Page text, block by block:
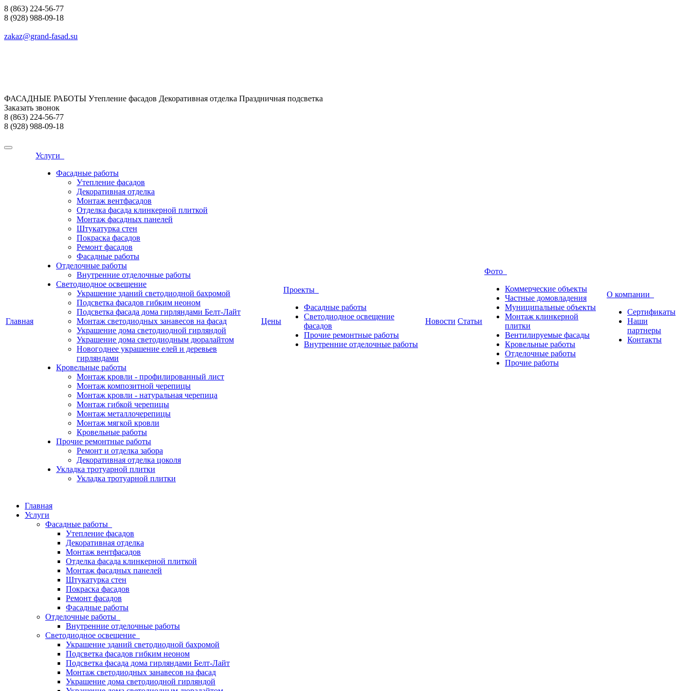
8 (863) 224-56-77
8 (928) 988-09-18
zakaz@grand-fasad.su
ФАСАДНЫЕ РАБОТЫ Утепление фасадов Декоративная отделка Праздничная подсветка
Заказать звонок
8 (863) 224-56-77
8 (928) 988-09-18
Главная
Услуги
Фасадные работы
Утепление фасадов
Декоративная отделка
Монтаж вентфасадов
Отделка фасада клинкерной плиткой
Монтаж фасадных панелей
Штукатурка стен
Покраска фасадов
Ремонт фасадов
Фасадные работы
Отделочные работы
Внутренние отделочные работы
Светодиодное освещение
Украшение зданий светодиодной бахромой
Подсветка фасадов гибким неоном
Подсветка фасада дома гирляндами Белт-Лайт
Монтаж светодиодных занавесов на фасад
Украшение дома светодиодной гирляндой
Украшение дома светодиодным дюралайтом
Новогоднее украшение елей и деревьев
гирляндами
Кровельные работы
Монтаж кровли - профилированный лист
Монтаж композитной черепицы
Монтаж кровли - натуральная черепица
Монтаж гибкой черепицы
Монтаж металлочерепицы
Монтаж мягкой кровли
Кровельные работы
Прочие ремонтные работы
Ремонт и отделка забора
Декоративная отделка цоколя
Укладка тротуарной плитки
Укладка тротуарной плитки
Цены
Проекты
Фасадные работы
Светодиодное освещение
фасадов
Прочие ремонтные работы
Внутренние отделочные работы
Новости Статьи
Фото
Коммерческие объекты
Частные домовладения
Муниципальные объекты
Монтаж клинкерной
плитки
Вентилируемые фасады
Кровельные работы
Отделочные работы
Прочие работы
О компании
Сертификаты
Наши
партнеры
Контакты
Главная
Услуги
Фасадные работы
Утепление фасадов
Декоративная отделка
Монтаж вентфасадов
Отделка фасада клинкерной плиткой
Монтаж фасадных панелей
Штукатурка стен
Покраска фасадов
Ремонт фасадов
Фасадные работы
Отделочные работы
Внутренние отделочные работы
Светодиодное освещение
Украшение зданий светодиодной бахромой
Подсветка фасадов гибким неоном
Подсветка фасада дома гирляндами Белт-Лайт
Монтаж светодиодных занавесов на фасад
Украшение дома светодиодной гирляндой